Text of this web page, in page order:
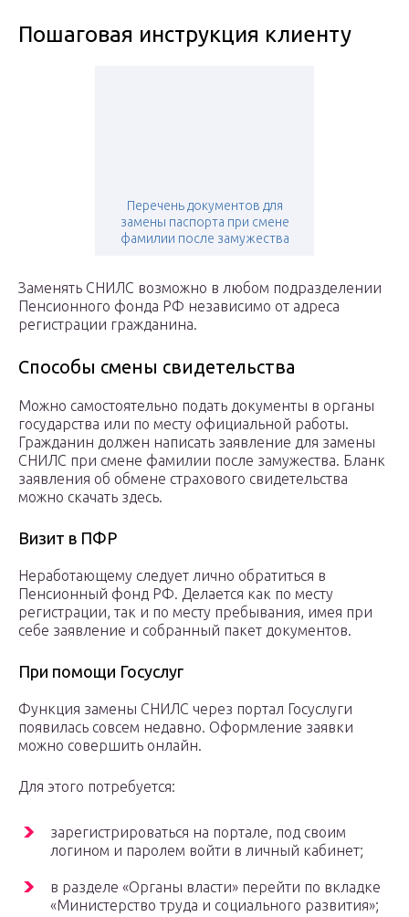
Пошаговая инструкция клиенту
Перечень документов для
замены паспорта при смене
фамилии после замужества
Заменять СНИЛС возможно в любом подразделении
Пенсионного фонда РФ независимо от адреса
регистрации гражданина.
Способы смены свидетельства
Можно самостоятельно подать документы в органы
государства или по месту официальной работы.
Гражданин должен написать заявление для замены
СНИЛС при смене фамилии после замужества. Бланк
заявления об обмене страхового свидетельства
можно скачать здесь.
Визит в ПФР
Неработающему следует лично обратиться в
Пенсионный фонд РФ. Делается как по месту
регистрации, так и по месту пребывания, имея при
себе заявление и собранный пакет документов.
При помощи Госуслуг
Функция замены СНИЛС через портал Госуслуги
появилась совсем недавно. Оформление заявки
можно совершить онлайн.
Для этого потребуется:
зарегистрироваться на портале, под своим
логином и паролем войти в личный кабинет;
в разделе «Органы власти» перейти по вкладке
«Министерство труда и социального развития»;